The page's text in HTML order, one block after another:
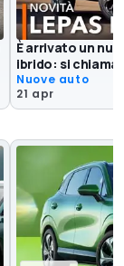
È arrivato un
ibrido: si chiama
Nuove auto
21 apr